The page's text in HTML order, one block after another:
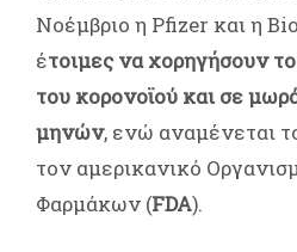
Νοέμβριο η Pfizer και η
έτοιμες να χορηγήσουν
του κορονοϊού και σε
μηνών, ενώ αναμένεται
τον αμερικανικό
Φαρμάκων (FDA).